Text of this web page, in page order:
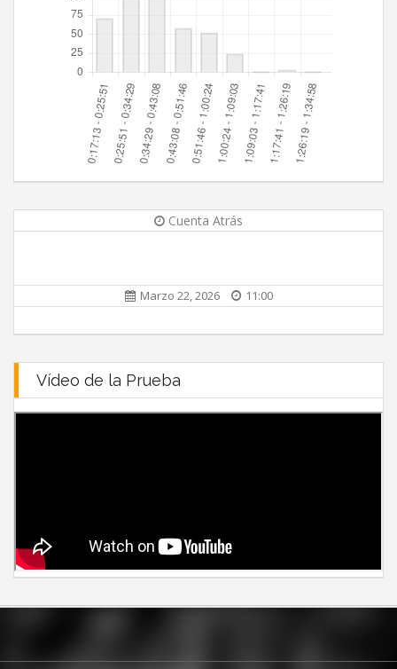
Cuenta Atrás
Marzo 22, 2026 11:00
Vídeo de la Prueba